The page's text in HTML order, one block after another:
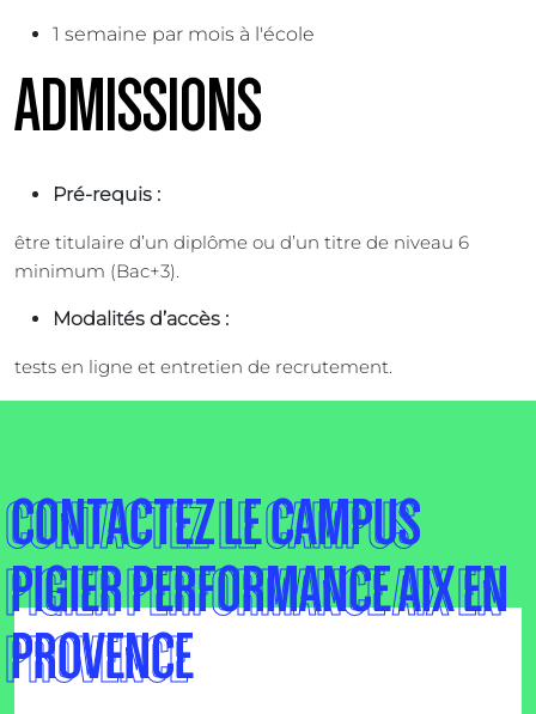
1 semaine par mois à l'école
ADMISSIONS
Pré-requis :
être titulaire d’un diplôme ou d’un titre de niveau 6
minimum (Bac+3).
Modalités d’accès :
tests en ligne et entretien de recrutement.
CONTACTEZ LE CAMPUS
PIGIER PERFORMANCE AIX EN
PROVENCE